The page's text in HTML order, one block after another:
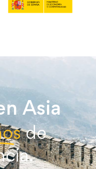
Asia
de